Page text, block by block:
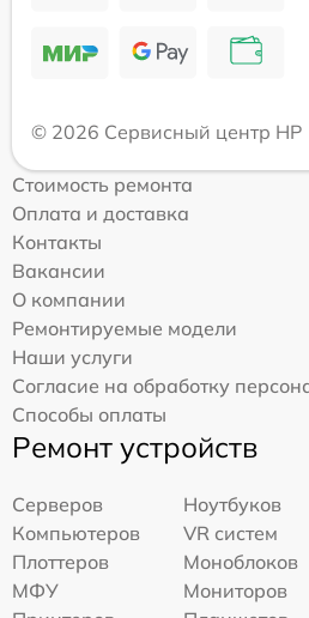
© 2026 Сервисный центр HP
Стоимость ремонта
Оплата и доставка
Контакты
Вакансии
О компании
Ремонтируемые модели
Наши услуги
Согласие на обработку
Способы оплаты
Ремонт устройств
Серверов
Ноутбуков
Компьютеров
VR систем
Плоттеров
Моноблоков
МФУ
Мониторов